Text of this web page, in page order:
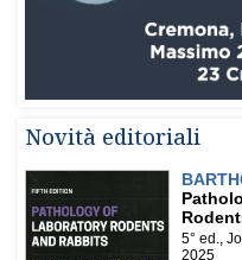
Novità editoriali